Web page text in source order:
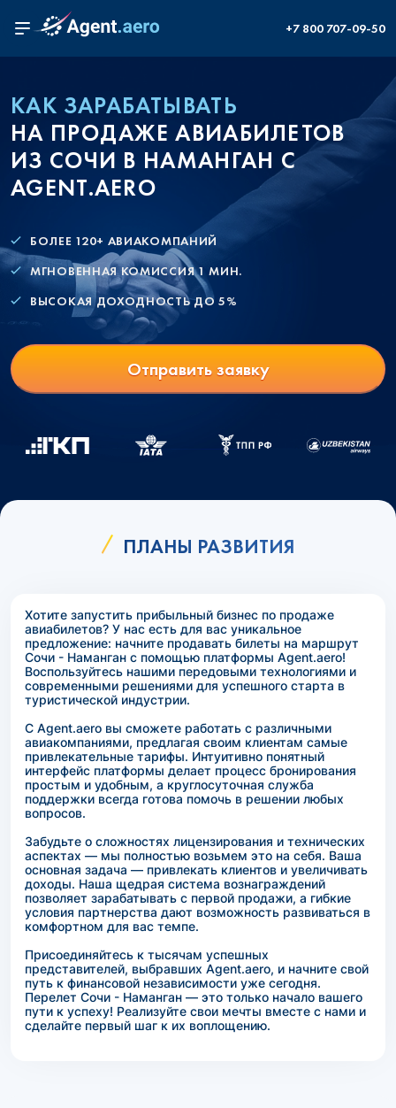
+7 800 707-09-50
КАК ЗАРАБАТЫВАТЬ
НА ПРОДАЖЕ АВИАБИЛЕТОВ
ИЗ СОЧИ В НАМАНГАН С
AGENT.AERO
БОЛЕЕ 120+ АВИАКОМПАНИЙ
МГНОВЕННАЯ КОМИССИЯ 1 МИН.
ВЫСОКАЯ ДОХОДНОСТЬ ДО 5%
Отправить заявку
ПЛАНЫ РАЗВИТИЯ
Хотите запустить прибыльный бизнес по продаже
авиабилетов? У нас есть для вас уникальное
предложение: начните продавать билеты на маршрут
Сочи - Наманган с помощью платформы Agent.aero!
Воспользуйтесь нашими передовыми технологиями и
современными решениями для успешного старта в
туристической индустрии.
С Agent.aero вы сможете работать с различными
авиакомпаниями, предлагая своим клиентам самые
привлекательные тарифы. Интуитивно понятный
интерфейс платформы делает процесс бронирования
простым и удобным, а круглосуточная служба
поддержки всегда готова помочь в решении любых
вопросов.
Забудьте о сложностях лицензирования и технических
аспектах — мы полностью возьмем это на себя. Ваша
основная задача — привлекать клиентов и увеличивать
доходы. Наша щедрая система вознаграждений
позволяет зарабатывать с первой продажи, а гибкие
условия партнерства дают возможность развиваться в
комфортном для вас темпе.
Присоединяйтесь к тысячам успешных
представителей, выбравших Agent.aero, и начните свой
путь к финансовой независимости уже сегодня.
Перелет Сочи - Наманган — это только начало вашего
пути к успеху! Реализуйте свои мечты вместе с нами и
сделайте первый шаг к их воплощению.